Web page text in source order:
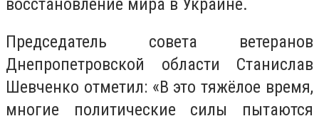
восстановление мира в Украине.
Председатель совета ветеранов
Днепропетровской области Станислав
Шевченко отметил: «В это тяжёлое время,
многие политические силы пытаются